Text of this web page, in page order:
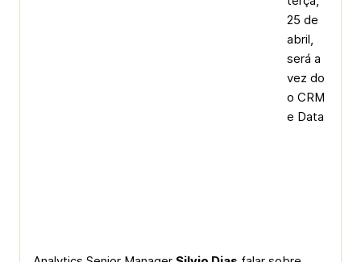
25 de
abril,
será a
vez do
o CRM
e Data